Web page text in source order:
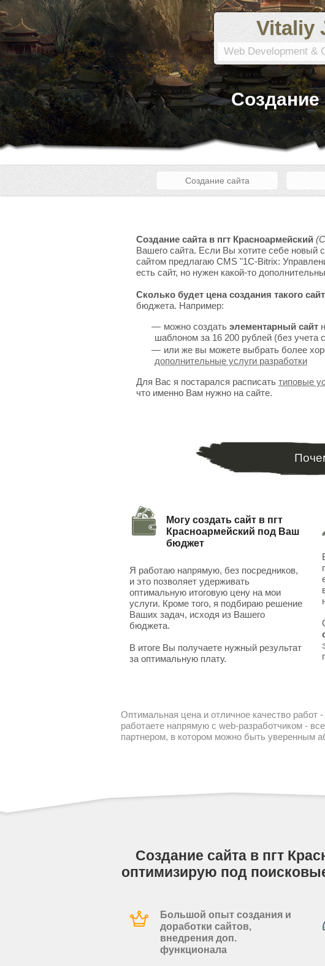
Vitaliy
Web Development &
Создание
Создание сайта
Создание сайта в пгт Красноармейский
Вашего сайта. Если Вы хотите себе новый
сайтом предлагаю CMS "1C-Bitrix:
есть сайт, но нужен какой-то
Сколько будет цена создания такого
бюджета. Например:
можно создать элементарный сайт
шаблоном за 16 200 рублей (без учета
или же вы можете выбрать более
дополнительные услуги разработки
Для Вас я постарался расписать типовые
что именно Вам нужно на сайте.
Могу создать сайт в пгт
Красноармейский под Ваш
бюджет
Я работаю напрямую, без посредников,
и это позволяет удерживать
оптимальную итоговую цену на мои
услуги. Кроме того, я подбираю решение
Ваших задач, исходя из Вашего
бюджета.
В итоге Вы получаете нужный результат
за оптимальную плату.
Оптимальная цена и отличное качество работ
работаете напрямую с web-разработчиком -
партнером, в котором можно быть уверенным
Создание сайта в пгт
оптимизирую под
Большой опыт создания и
доработки сайтов,
внедрения доп.
функционала